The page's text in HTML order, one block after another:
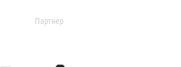
Партнер